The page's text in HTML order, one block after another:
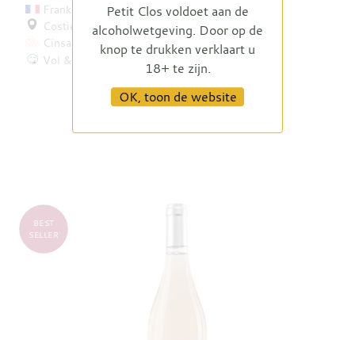
Frankrijk
Costières de Nîmes
Cinsault
Syrah
Grenache
Vol & fruitig
€ 12,95
BEST
SELLER
Petit Clos voldoet aan de
alcoholwetgeving. Door op de
knop te drukken verklaart u
18+ te zijn.
OK, toon de website